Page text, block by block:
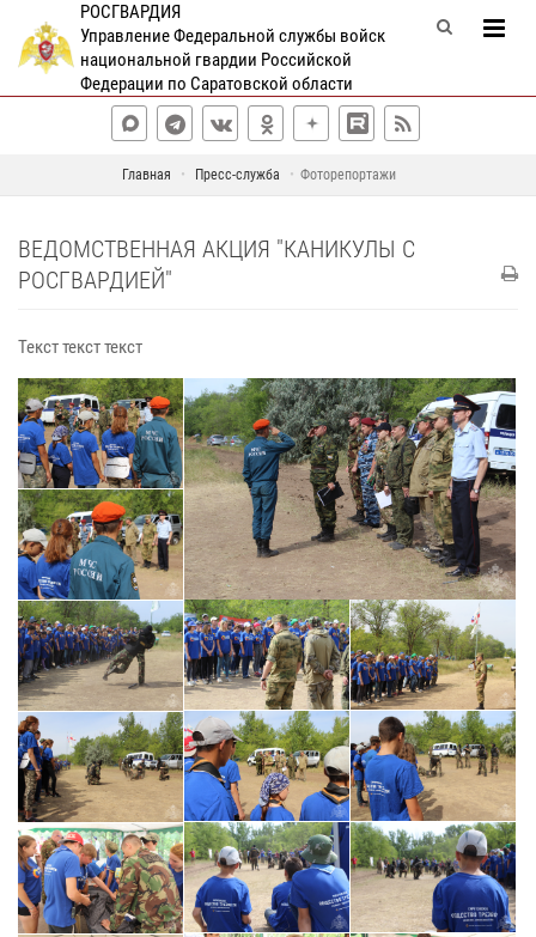
РОСГВАРДИЯ
Управление Федеральной службы войск
национальной гвардии Российской
Федерации по Саратовской области
Главная Пресс-служба Фоторепортажи
ВЕДОМСТВЕННАЯ АКЦИЯ "КАНИКУЛЫ С
РОСГВАРДИЕЙ"
Текст текст текст